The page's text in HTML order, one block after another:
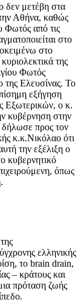
μετέβη στα
Αθήνα, καθώς
Φωτός από τις
στο
στο
της
Φωτός
της Ελευσίνας. Το
εξήγηση
Εξωτερικών, ο κ.
κυβέρνηση στην
δήλωσε προς τον
κ.κ.Νικόλαο ότι
την εξέλιξη ο
κυβερνητικό
όπως
ελληνικής
το brain drain,
– κράτους και
πρόταση ζωής